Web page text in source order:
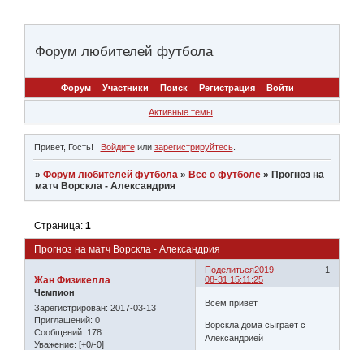
Форум любителей футбола
Форум Участники Поиск Регистрация Войти
Активные темы
Привет, Гость! Войдитеили зарегистрируйтесь.
»Форум любителей футбола » Всё о футболе » Прогноз на
матч Ворскла - Александрия
Прогноз на матч Ворскла - Александрия
Страница:1
Поделиться 1
2019-
08-31 15:11:25
Жан Физикелла
Чемпион
Зарегистрирован: 2017-03-13
Приглашений: 0
Сообщений: 178
Уважение: [+0/-0]
Всем привет
Ворскла дома сыграет с
Александрией